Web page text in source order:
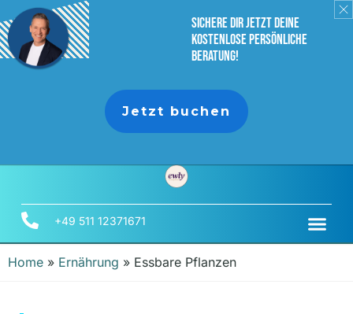
+49 511 12371671
Home » Ernährung » Essbare Pflanzen
sichere dir jetzt deine
Kostenlose persönliche
Beratung!
Jetzt buchen